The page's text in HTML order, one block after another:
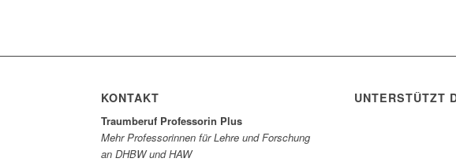
KONTAKT
Traumberuf Professorin Plus
Mehr Professorinnen für Lehre und Forschung
an DHBW und HAW
UNTERSTÜTZT